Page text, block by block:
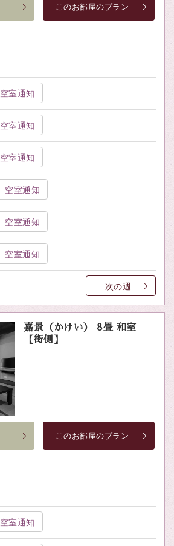
このお部屋のプラン
空室通知
空室通知
空室通知
空室通知
空室通知
空室通知
次の週
嘉景（かけい） 8畳 和室
【街側】
このお部屋のプラン
空室通知